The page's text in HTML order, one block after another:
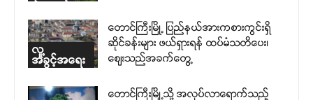
လူ့
အခွင့်အရေး
တောင်ကြီးမြို့ ပြည်နယ်အားကစားကွင်းရှိ
ဆိုင်ခန်းများ ဖယ်ရှားရန် ထပ်မံသတိပေး၊
ဈေးသည်အခက်တွေ့
တောင်ကြီးမြို့သို့ အလုပ်လာရောက်သည့်